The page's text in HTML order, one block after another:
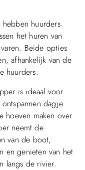
huurders
het huren van
Beide opties
afhankelijk van de
huurders.
is ideaal voor
dagje
hoeven maken over
neemt de
van de boot,
en genieten van het
langs de rivier.